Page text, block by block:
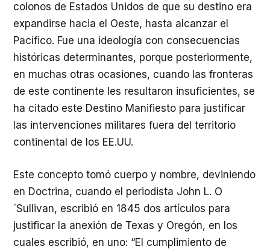
colonos de Estados Unidos de que su destino era
expandirse hacia el Oeste, hasta alcanzar el
Pacífico. Fue una ideología con consecuencias
históricas determinantes, porque posteriormente,
en muchas otras ocasiones, cuando las fronteras
de este continente les resultaron insuficientes, se
ha citado este Destino Manifiesto para justificar
las intervenciones militares fuera del territorio
continental de los EE.UU.
Este concepto tomó cuerpo y nombre, deviniendo
en Doctrina, cuando el periodista John L. O
´Sullivan, escribió en 1845 dos artículos para
justificar la anexión de Texas y Oregón, en los
cuales escribió, en uno: “El cumplimiento de